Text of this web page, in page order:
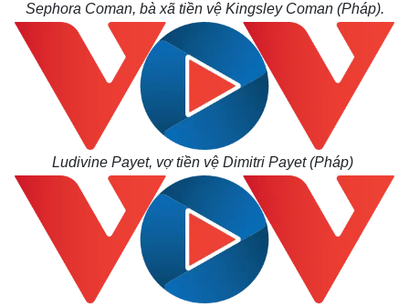
Sephora Coman, bà xã tiền vệ Kingsley Coman (Pháp).
Ludivine Payet, vợ tiền vệ Dimitri Payet (Pháp)